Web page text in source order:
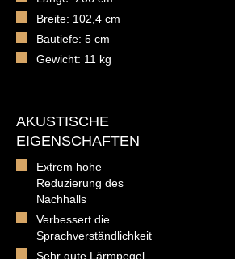
Breite: 102,4 cm
Bautiefe: 5 cm
Gewicht: 11 kg
AKUSTISCHE
EIGENSCHAFTEN
Extrem hohe
Reduzierung des
Nachhalls
Verbessert die
Sprachverständlichkeit
Sehr gute Lärmpegel